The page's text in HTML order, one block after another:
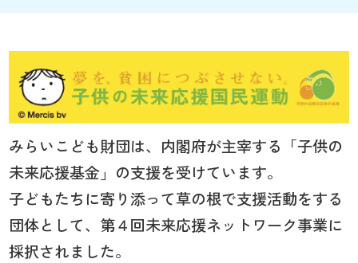
みらいこども財団は、内閣府が主宰する「子供の
未来応援基金」の支援を受けています。
子どもたちに寄り添って草の根で支援活動をする
団体として、第４回未来応援ネットワーク事業に
採択されました。